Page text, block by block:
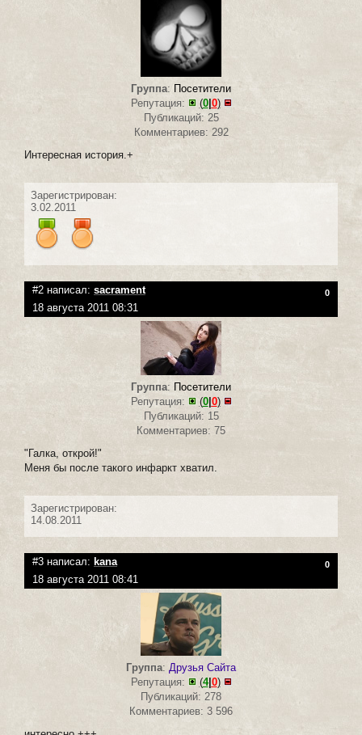
Группа: Посетители
Репутация:
(0| 0)
Публикаций: 25
Комментариев: 292
Интересная история.+
Зарегистрирован:
3.02.2011
#2 написал: sacrament 0
18 августа 2011 08:31
Группа: Посетители
Репутация:
(0|0)
Публикаций: 15
Комментариев: 75
"Галка, открой!"
Меня бы после такого инфаркт хватил.
Зарегистрирован:
14.08.2011
#3 написал: kana 0
18 августа 2011 08:41
Группа: Друзья Сайта
Репутация:
(4| 0)
Публикаций: 278
Комментариев: 3 596